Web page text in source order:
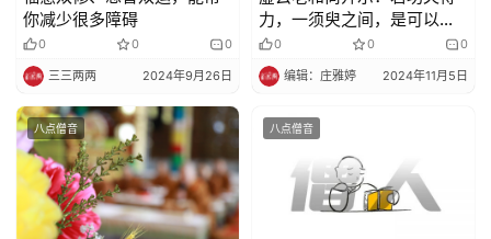
佛
艺
术
政
策
法
你减少很多障碍
0 0 0
三三两两 2024年9月26日
力，一须臾之间，是可以成
佛的
0 0 0
编辑：庄雅婷 2024年11月5日
八点僧音 八点僧音